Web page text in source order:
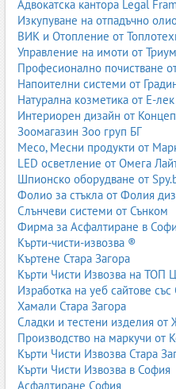
Адвокатска кантора Legal
Изкупуване на отпадъчно
ВИК и Отопление от
Управление на имоти от
Професионално почистване
Напоителни системи от
Натурална козметика от Е-лек
Интериорен дизайн от
Зоомагазин Зоо груп БГ
Месо, Месни продукти от
LED осветление от Омега
Шпионско оборудване от
Фолио за стъкла от Фолия
Слънчеви системи от Сънком
Фирма за Асфалтиране в
Кърти-чисти-извозва ®
Къртене Стара Загора
Кърти Чисти Извозва на ТОП
Изработка на уеб сайтове
Хамали Стара Загора
Сладки и тестени изделия от
Производство на маркучи от
Кърти Чисти Извозва Стара
Кърти Чисти Извозва в София
Асфалтиране София